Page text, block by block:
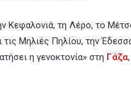
Κεφαλονιά, τη Λέρο, το
τις Μηλιές Πηλίου, την
η γενοκτονία» στη Γάζα